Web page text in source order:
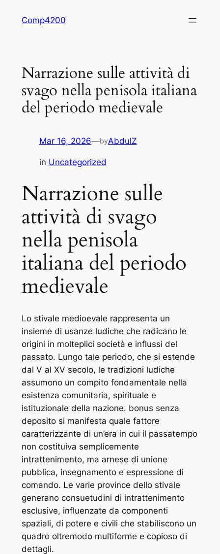
Comp4200
Narrazione sulle attività di
svago nella penisola italiana
del periodo medievale
Mar 16, 2026—byAbdulZ
in Uncategorized
Narrazione sulle
attività di svago
nella penisola
italiana del periodo
medievale
Lo stivale medioevale rappresenta un
insieme di usanze ludiche che radicano le
origini in molteplici società e influssi del
passato. Lungo tale periodo, che si estende
dal V al XV secolo, le tradizioni ludiche
assumono un compito fondamentale nella
esistenza comunitaria, spirituale e
istituzionale della nazione. bonus senza
deposito si manifesta quale fattore
caratterizzante di un’era in cui il passatempo
non costituiva semplicemente
intrattenimento, ma arnese di unione
pubblica, insegnamento e espressione di
comando. Le varie province dello stivale
generano consuetudini di intrattenimento
esclusive, influenzate da componenti
spaziali, di potere e civili che stabiliscono un
quadro oltremodo multiforme e copioso di
dettagli.